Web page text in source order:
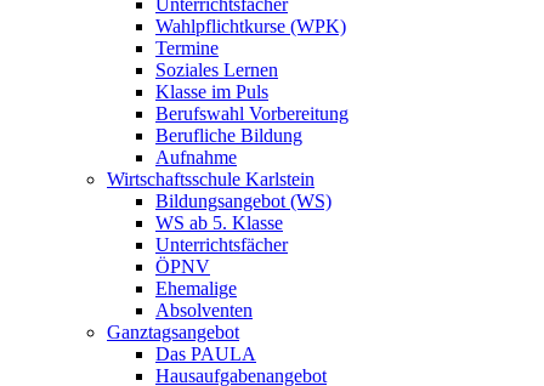
Unterrichtsfächer
Wahlpflichtkurse (WPK)
Termine
Soziales Lernen
Klasse im Puls
Berufswahl Vorbereitung
Berufliche Bildung
Aufnahme
Wirtschaftsschule Karlstein
Bildungsangebot (WS)
WS ab 5. Klasse
Unterrichtsfächer
ÖPNV
Ehemalige
Absolventen
Ganztagsangebot
Das PAULA
Hausaufgabenangebot